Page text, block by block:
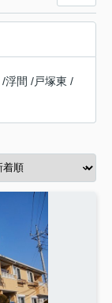
/浮間 /戸塚東 /